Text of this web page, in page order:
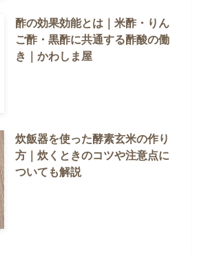
酢の効果効能とは｜米酢・りん
ご酢・黒酢に共通する酢酸の働
き｜かわしま屋
炊飯器を使った酵素玄米の作り
方｜炊くときのコツや注意点に
ついても解説